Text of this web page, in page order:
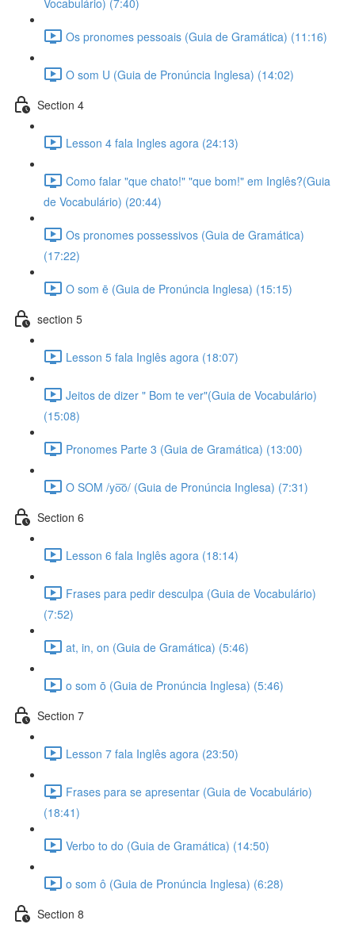
Vocabulário) (7:40)
Os pronomes pessoais (Guia de Gramática) (11:16)
O som U (Guia de Pronúncia Inglesa) (14:02)
Section 4
Lesson 4 fala Ingles agora (24:13)
Como falar "que chato!" "que bom!" em Inglês?(Guia
de Vocabulário) (20:44)
Os pronomes possessivos (Guia de Gramática)
(17:22)
O som ē (Guia de Pronúncia Inglesa) (15:15)
section 5
Lesson 5 fala Inglês agora (18:07)
Jeitos de dizer " Bom te ver"(Guia de Vocabulário)
(15:08)
Pronomes Parte 3 (Guia de Gramática) (13:00)
O SOM /yo͞o/ (Guia de Pronúncia Inglesa) (7:31)
Section 6
Lesson 6 fala Inglês agora (18:14)
Frases para pedir desculpa (Guia de Vocabulário)
(7:52)
at, in, on (Guia de Gramática) (5:46)
o som ō (Guia de Pronúncia Inglesa) (5:46)
Section 7
Lesson 7 fala Inglês agora (23:50)
Frases para se apresentar (Guia de Vocabulário)
(18:41)
Verbo to do (Guia de Gramática) (14:50)
o som ô (Guia de Pronúncia Inglesa) (6:28)
Section 8